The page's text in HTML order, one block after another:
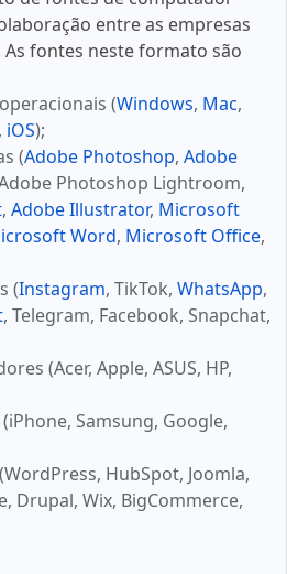
entre as empresas
fontes neste formato são
(Windows, Mac,
, iOS);
(Adobe Photoshop, Adobe
Photoshop Lightroom,
, Adobe Illustrator, Microsoft
Word, Microsoft Office,
(Instagram, TikTok, WhatsApp,
, Telegram, Facebook, Snapchat,
(Acer, Apple, ASUS, HP,
Samsung, Google,
HubSpot, Joomla,
Drupal, Wix, BigCommerce,